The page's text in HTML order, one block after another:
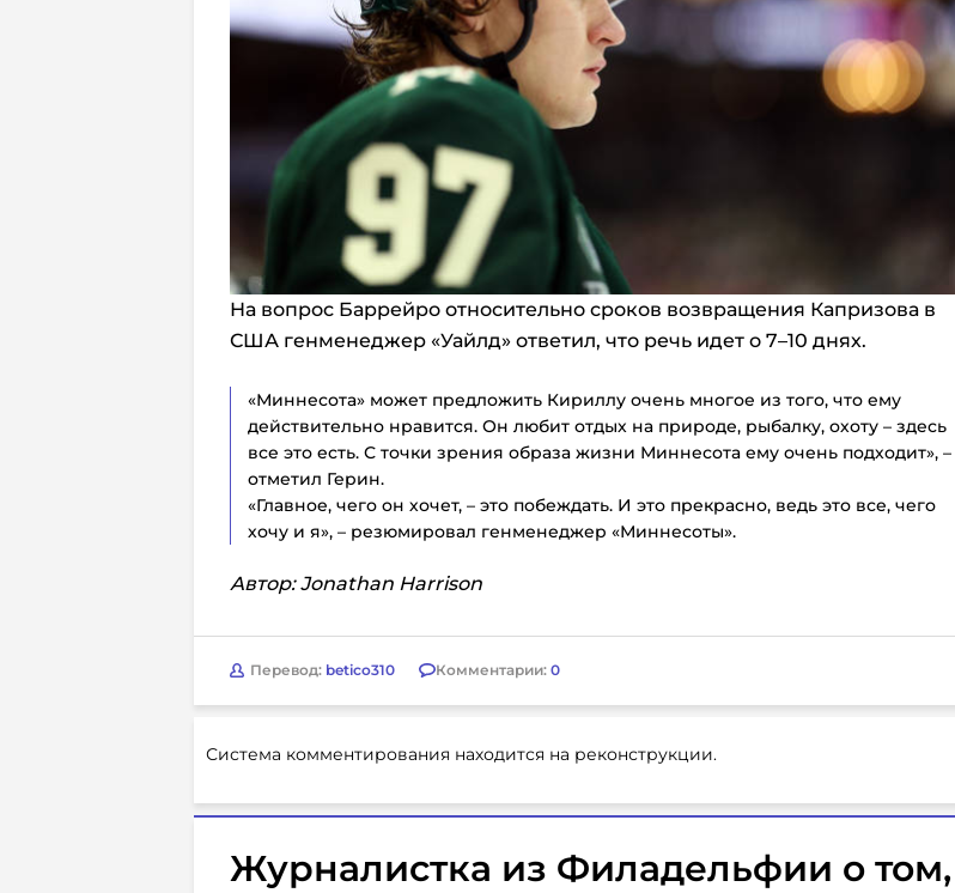
На вопрос Баррейро относительно сроков возвращения Капризова в
США генменеджер «Уайлд» ответил, что речь идет о 7–10 днях.
«Миннесота» может предложить Кириллу очень многое из того, что ему
действительно нравится. Он любит отдых на природе, рыбалку, охоту – здесь
все это есть. С точки зрения образа жизни Миннесота ему очень подходит», –
отметил Герин.
«Главное, чего он хочет, – это побеждать. И это прекрасно, ведь это все, чего
хочу и я», – резюмировал генменеджер «Миннесоты».
Автор: Jonathan Harrison
Перевод: betico310 Комментарии: 0
Система комментирования находится на реконструкции.
Журналистка из Филадельфии о том,